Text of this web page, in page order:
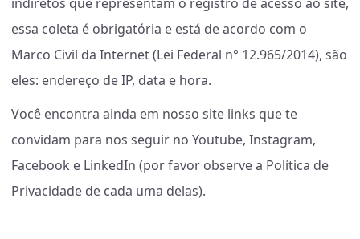
essa coleta é obrigatória e está de acordo com o
Marco Civil da Internet (Lei Federal n° 12.965/2014), são
eles: endereço de IP, data e hora.
Você encontra ainda em nosso site links que te
convidam para nos seguir no Youtube, Instagram,
Facebook e LinkedIn (por favor observe a Política de
Privacidade de cada uma delas).